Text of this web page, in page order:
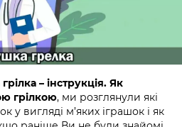
– інструкція. Як
грілкою, ми розглянули які
у вигляді м’яких іграшок і як